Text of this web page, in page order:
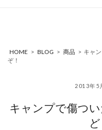
HOME > BLOG > 商品 > キャ
ぞ！
2013年5
キャンプで傷つ